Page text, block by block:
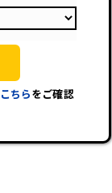
こちらをご確認